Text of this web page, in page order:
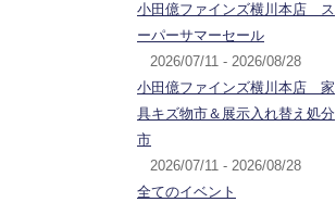
小田億ファインズ横川本店 ス
ーパーサマーセール
2026/07/11 - 2026/08/28
小田億ファインズ横川本店 家
具キズ物市＆展示入れ替え処分
市
2026/07/11 - 2026/08/28
全てのイベント